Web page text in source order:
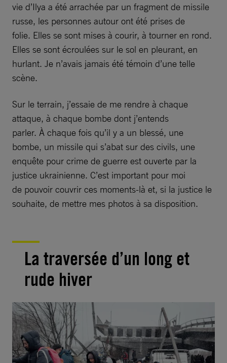
vie d’Ilya a été arrachée par un fragment de missile
russe, les personnes autour ont été prises de
folie. Elles se sont mises à courir, à tourner en rond.
Elles se sont écroulées sur le sol en pleurant, en
hurlant. Je n’avais jamais été témoin d’une telle
scène.
Sur le terrain, j’essaie de me rendre à chaque
attaque, à chaque bombe dont j’entends
parler. À chaque fois qu’il y a un blessé, une
bombe, un missile qui s’abat sur des civils, une
enquête pour crime de guerre est ouverte par la
justice ukrainienne. C’est important pour moi
de pouvoir couvrir ces moments-là et, si la justice le
souhaite, de mettre mes photos à sa disposition.
La traversée d’un long et
rude hiver